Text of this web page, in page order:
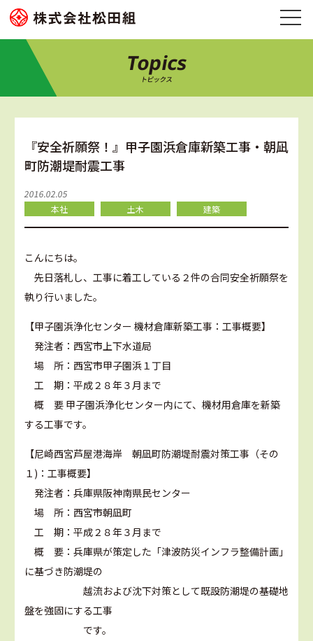
Topics
トピックス
『安全祈願祭！』甲子園浜倉庫新築工事・朝凪
町防潮堤耐震工事
2016.02.05
本社
土木 建築
こんにちは。
先日落札し、工事に着工している２件の合同安全祈願祭を
執り行いました。
【甲子園浜浄化センター 機材倉庫新築工事：工事概要】
発注者：西宮市上下水道局
場 所：西宮市甲子園浜１丁目
工 期：平成２８年３月まで
概 要 甲子園浜浄化センター内にて、機材用倉庫を新築
する工事です。
【尼崎西宮芦屋港海岸 朝凪町防潮堤耐震対策工事（その
１)：工事概要】
発注者：兵庫県阪神南県民センター
場 所：西宮市朝凪町
工 期：平成２８年３月まで
概 要：兵庫県が策定した「津波防災インフラ整備計画」
に基づき防潮堤の
越流および沈下対策として既設防潮堤の基礎地
盤を強固にする工事
です。